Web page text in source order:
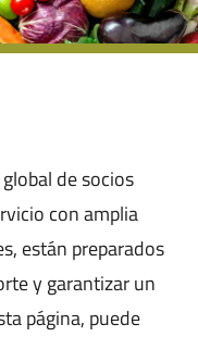
de socios
con amplia
están preparados
y garantizar un
página, puede